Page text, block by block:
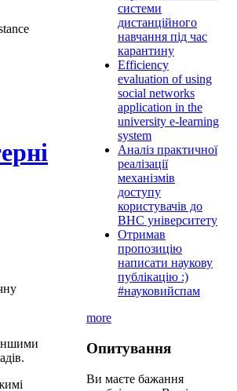
системи
дистанційного
навчання під час
карантину
Efficiency
evaluation of using
social networks
application in the
university e-learning
system
Аналіз практичної
реалізації
механізмів
доступу
користувачів до
ВНС університету
Отримав
пропозицію
написати наукову
публікацію :)
#науковийспам
more
Опитування
Ви маєте бажання